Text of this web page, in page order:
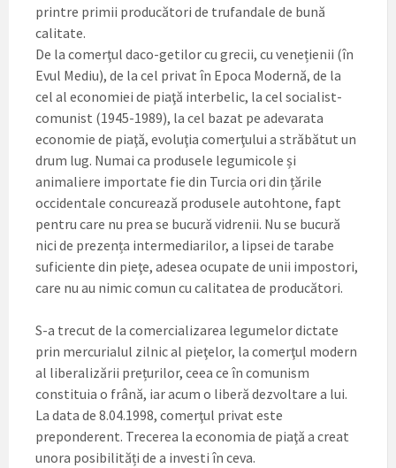
printre primii producători de trufandale de bună
calitate.
De la comerţul daco-getilor cu grecii, cu venețienii (în
Evul Mediu), de la cel privat în Epoca Modernă, de la
cel al economiei de piaţă interbelic, la cel socialist-
comunist (1945-1989), la cel bazat pe adevarata
economie de piaţă, evoluţia comerţului a străbătut un
drum lug. Numai ca produsele legumicole și
animaliere importate fie din Turcia ori din țările
occidentale concurează produsele autohtone, fapt
pentru care nu prea se bucură vidrenii. Nu se bucură
nici de prezența intermediarilor, a lipsei de tarabe
suficiente din pieţe, adesea ocupate de unii impostori,
care nu au nimic comun cu calitatea de producători.
S-a trecut de la comercializarea legumelor dictate
prin mercurialul zilnic al pieţelor, la comerţul modern
al liberalizării prețurilor, ceea ce în comunism
constituia o frână, iar acum o liberă dezvoltare a lui.
La data de 8.04.1998, comerţul privat este
preponderent. Trecerea la economia de piaţă a creat
unora posibilități de a investi în ceva.